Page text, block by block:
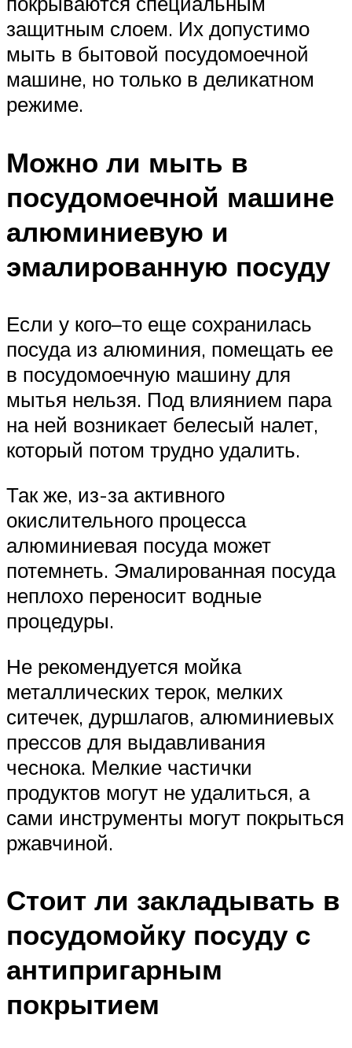
защитным слоем. Их допустимо
мыть в бытовой посудомоечной
машине, но только в деликатном
режиме.
Можно ли мыть в
посудомоечной машине
алюминиевую и
эмалированную посуду
Если у кого–то еще сохранилась
посуда из алюминия, помещать ее
в посудомоечную машину для
мытья нельзя. Под влиянием пара
на ней возникает белесый налет,
который потом трудно удалить.
Так же, из-за активного
окислительного процесса
алюминиевая посуда может
потемнеть. Эмалированная посуда
неплохо переносит водные
процедуры.
Не рекомендуется мойка
металлических терок, мелких
ситечек, дуршлагов, алюминиевых
прессов для выдавливания
чеснока. Мелкие частички
продуктов могут не удалиться, а
сами инструменты могут покрыться
ржавчиной.
Стоит ли закладывать в
посудомойку посуду с
антипригарным
покрытием